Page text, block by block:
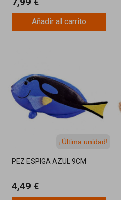
Añadir al carrito
¡Última unidad!
PEZ ESPIGA AZUL 9CM
4,49 €